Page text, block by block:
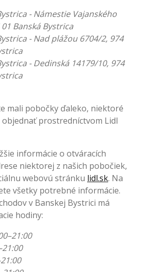
- Námestie Vajanského
01 Banská Bystrica
- Nad plážou 6704/2, 974
- Dedinská 14179/10, 974
mali pobočky ďaleko, niektoré
prostredníctvom Lidl
informácie o otváracích
niektorej z našich pobočiek,
webovú stránku lidl.sk. Na
všetky potrebné informácie.
v Banskej Bystrici má
hodiny: